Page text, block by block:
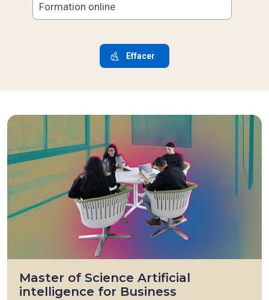
Formation online
Master of Science Artificial
intelligence for Business